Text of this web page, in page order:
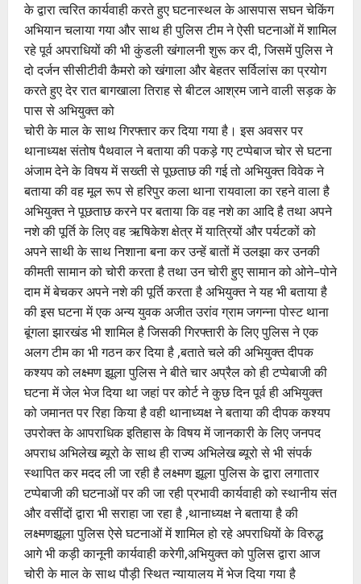
के द्वारा त्वरित कार्यवाही करते हुए घटनास्थल के आसपास सघन चेकिंग
अभियान चलाया गया और साथ ही पुलिस टीम ने ऐसी घटनाओं में शामिल
रहे पूर्व अपराधियों की भी कुंडली खंगालनी शुरू कर दी, जिसमें पुलिस ने
दो दर्जन सीसीटीवी कैमरो को खंगाला और बेहतर सर्विलांस का प्रयोग
करते हुए देर रात बागखाला तिराह से बीटल आश्रम जाने वाली सड़क के
पास से अभियुक्त को
चोरी के माल के साथ गिरफ्तार कर दिया गया है। इस अवसर पर
थानाध्यक्ष संतोष पैथवाल ने बताया की पकड़े गए टप्पेबाज चोर से घटना
अंजाम देने के विषय में सख्ती से पूछताछ की गई तो अभियुक्त विवेक ने
बताया की वह मूल रूप से हरिपुर कला थाना रायवाला का रहने वाला है
अभियुक्त ने पूछताछ करने पर बताया कि वह नशे का आदि है तथा अपने
नशे की पूर्ति के लिए वह ऋषिकेश क्षेत्र में यात्रियों और पर्यटकों को
अपने साथी के साथ निशाना बना कर उन्हें बातों में उलझा कर उनकी
कीमती सामान को चोरी करता है तथा उन चोरी हुए सामान को ओने–पोने
दाम में बेचकर अपने नशे की पूर्ति करता है अभियुक्त ने यह भी बताया है
की इस घटना में एक अन्य युवक अजीत उरांव ग्राम जगन्ना पोस्ट थाना
बूंगला झारखंड भी शामिल है जिसकी गिरफ्तारी के लिए पुलिस ने एक
अलग टीम का भी गठन कर दिया है ,बताते चले की अभियुक्त दीपक
कश्यप को लक्ष्मण झूला पुलिस ने बीते चार अप्रैल को ही टप्पेबाजी की
घटना में जेल भेज दिया था जहां पर कोर्ट ने कुछ दिन पूर्व ही अभियुक्त
को जमानत पर रिहा किया है वही थानाध्यक्ष ने बताया की दीपक कश्यप
उपरोक्त के आपराधिक इतिहास के विषय में जानकारी के लिए जनपद
अपराध अभिलेख ब्यूरो के साथ ही राज्य अभिलेख ब्यूरो से भी संपर्क
स्थापित कर मदद ली जा रही है लक्ष्मण झूला पुलिस के द्वारा लगातार
टप्पेबाजी की घटनाओं पर की जा रही प्रभावी कार्यवाही को स्थानीय संत
और वसींदों द्वारा भी सराहा जा रहा है ,थानाध्यक्ष ने बताया है की
लक्ष्मणझूला पुलिस ऐसे घटनाओं में शामिल हो रहे अपराधियों के विरुद्ध
आगे भी कड़ी कानूनी कार्यवाही करेगी,अभियुक्त को पुलिस द्वारा आज
चोरी के माल के साथ पौड़ी स्थित न्यायालय में भेज दिया गया है